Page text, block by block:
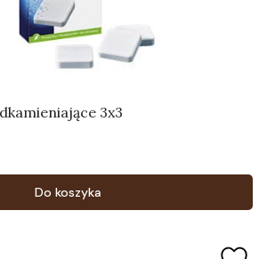
3x3
Do koszyka